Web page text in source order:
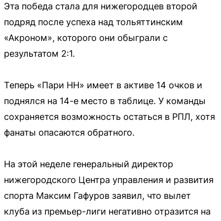
Эта победа стала для нижегородцев второй
подряд после успеха над тольяттинским
«Акроном», которого они обыграли с
результатом 2:1.
Теперь «Пари НН» имеет в активе 14 очков и
поднялся на 14-е место в таблице. У команды
сохраняется возможность остаться в РПЛ, хотя
фанаты опасаются обратного.
На этой неделе генеральный директор
нижегородского Центра управления и развития
спорта Максим Гафуров заявил, что вылет
клуба из премьер-лиги негативно отразится на